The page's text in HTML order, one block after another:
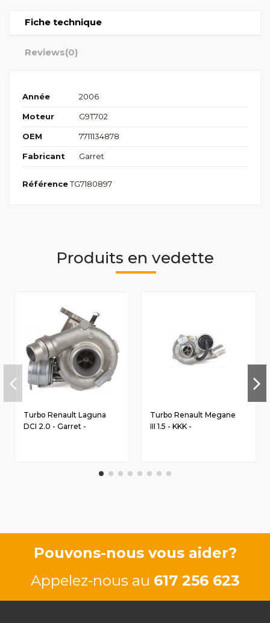
Fiche technique
Reviews(0)
Année 2006
Moteur G9T702
OEM 7711134878
Fabricant Garret
RéférenceTG7180897
Produits en vedette
Turbo Renault Laguna
DCI 2.0 - Garret -
Turbo Renault Megane
III 1.5 - KKK -
Pouvons-nous vous aider?
Appelez-nous au 617 256 623